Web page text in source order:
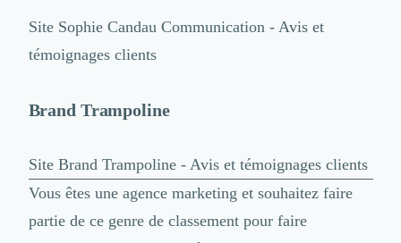
Site Sophie Candau Communication - Avis et
témoignages clients
Brand Trampoline
Site Brand Trampoline - Avis et témoignages clients
Vous êtes une agence marketing et souhaitez faire
partie de ce genre de classement pour faire